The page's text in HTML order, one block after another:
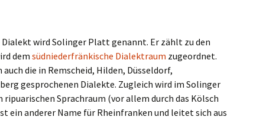
wird Solinger Platt genannt. Er zählt zu den
dem südniederfränkische Dialektraum zugeordnet.
die in Remscheid, Hilden, Düsseldorf,
gesprochenen Dialekte. Zugleich wird im Solinger
ripuarischen Sprachraum (vor allem durch das Kölsch
ein anderer Name für Rheinfranken und leitet sich aus